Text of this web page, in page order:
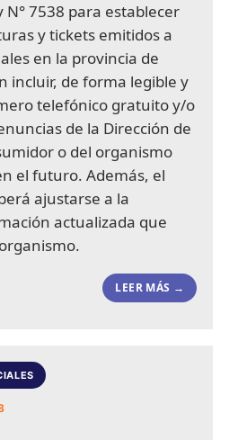
N° 7538 para establecer
y tickets emitidos a
en la provincia de
incluir, de forma legible y
telefónico gratuito y/o
de la Dirección de
o del organismo
el futuro. Además, el
ajustarse a la
actualizada que
LEER MÁS →